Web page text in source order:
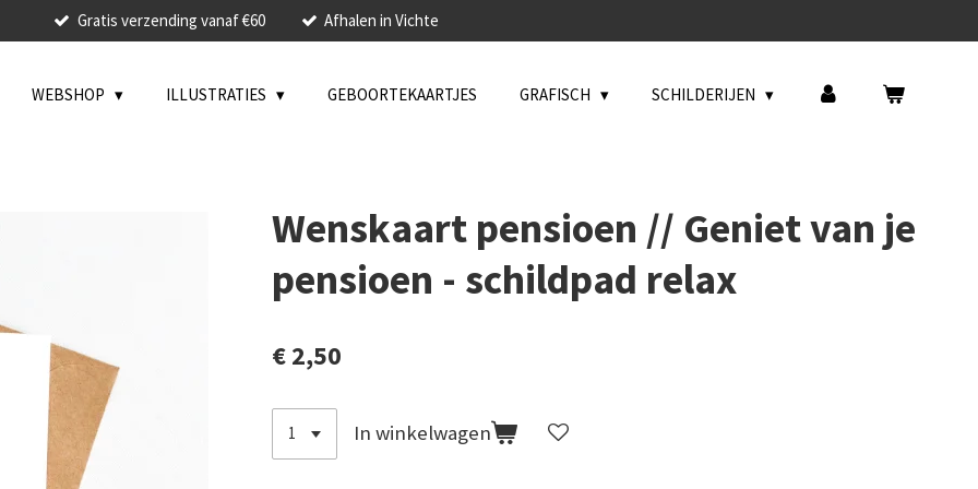
Gratis verzending vanaf €60 Afhalen in Vichte
WEBSHOP ILLUSTRATIES GEBOORTEKAARTJES GRAFISCH SCHILDERIJEN
Wenskaart pensioen // Geniet van je
pensioen - schildpad relax
€ 2,50
In winkelwagen